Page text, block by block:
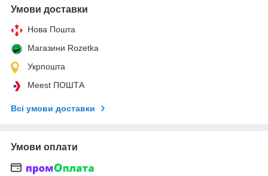
Умови доставки
Нова Пошта
Магазини Rozetka
Укрпошта
Meest ПОШТА
Всі умови доставки
Умови оплати